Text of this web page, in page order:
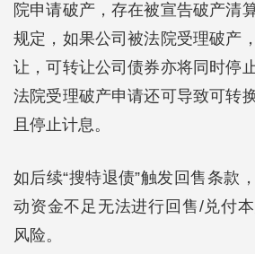
院申请破产，存在被宣告破产清
规定，如果公司被法院受理破产
让，可转让公司债券亦将同时停
法院受理破产申请还可导致可转
且停止计息。
如后续“搜特退债”触发回售条款
动资金不足无法进行回售/兑付
风险。